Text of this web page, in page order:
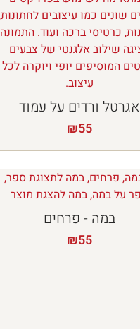
אגרטל ורדים על עמוד
₪55
במה - פרחים
₪55